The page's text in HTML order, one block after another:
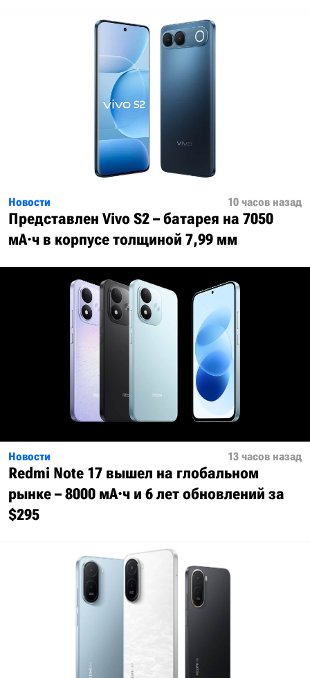
Новости 10 часов назад
Представлен Vivo S2 – батарея на 7050
мА·ч в корпусе толщиной 7,99 мм
Новости 13 часов назад
Redmi Note 17 вышел на глобальном
рынке – 8000 мА·ч и 6 лет обновлений за
$295